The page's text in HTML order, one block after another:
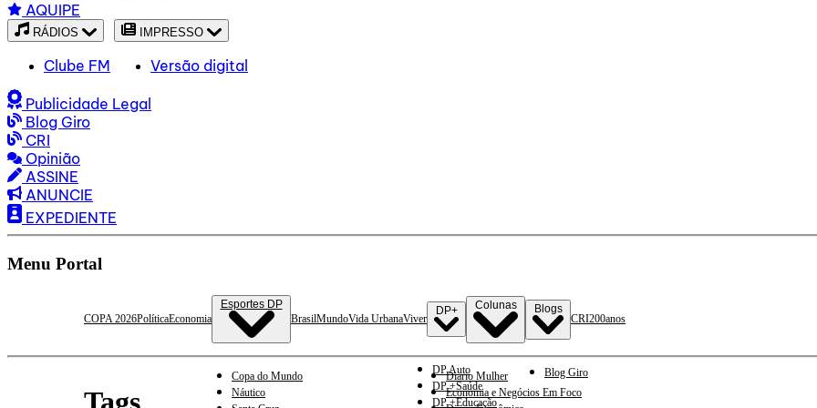
AQUIPE
RÁDIOS
Clube FM
IMPRESSO
Versão digital
Publicidade Legal
Blog Giro
CRI
Opinião
ASSINE
ANUNCIE
EXPEDIENTE
Menu Portal
COPA 2026PolíticaEconomia
Esportes DP
Copa do Mundo
Náutico
BrasilMundoVida UrbanaViver
DP+
DP Auto
DP +Saúde
DP +Educação
Colunas
Diario Mulher
Economia e Negócios Em Foco
Blogs
Blog Giro
CRI200anos
Tags